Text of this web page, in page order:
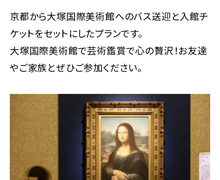
京都から大塚国際美術館へのバス送迎と入館チ
ケットをセットにしたプランです。
大塚国際美術館で芸術鑑賞で心の贅沢！お友達
やご家族とぜひご参加ください。